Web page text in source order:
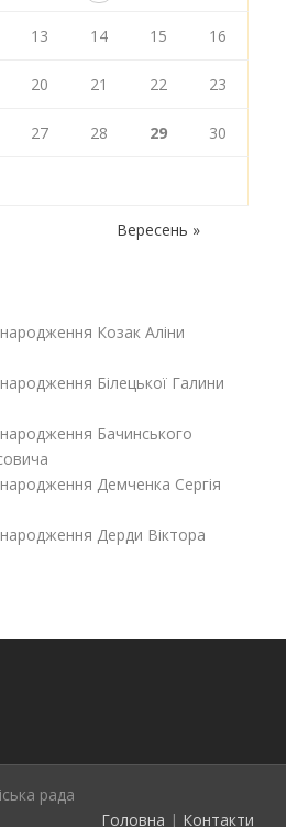
13 14 15 16
20 21 22 23
27 28 29 30
Вересень »
Козак Аліни
Білецької Галини
Бачинського
Демченка Сергія
Дерди Віктора
рада
Головна | Контакти